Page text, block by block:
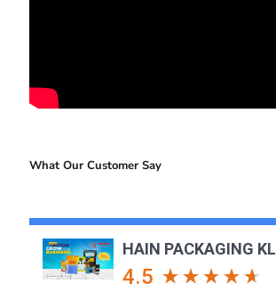
What Our Customer Say
HAIN PACKAGING KL
4.5